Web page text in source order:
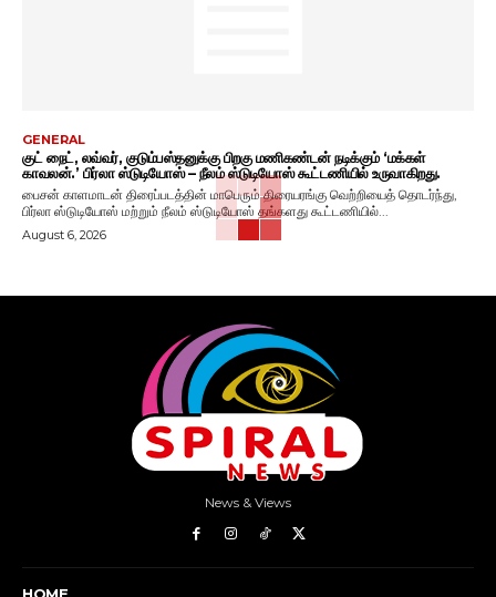
GENERAL
குட் நைட், லவ்வர், குடும்பஸ்தனுக்கு பிறகு மணிகண்டன் நடிக்கும் ‘மக்கள்
காவலன்.’ பிர்லா ஸ்டுடியோஸ் – நீலம் ஸ்டுடியோஸ் கூட்டணியில் உருவாகிறது.
பைசன் காளமாடன் திரைப்படத்தின் மாபெரும் திரையரங்கு வெற்றியைத் தொடர்ந்து,
பிர்லா ஸ்டுடியோஸ் மற்றும் நீலம் ஸ்டுடியோஸ் தங்களது கூட்டணியில்...
August 6, 2026
News & Views